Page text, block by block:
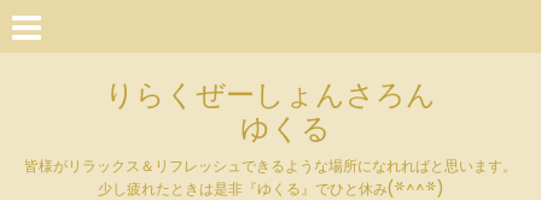
りらくぜーしょんさろん
ゆくる
皆様がリラックス＆リフレッシュできるような場所になれればと思います。
少し疲れたときは是非『ゆくる』でひと休み(*^^*)